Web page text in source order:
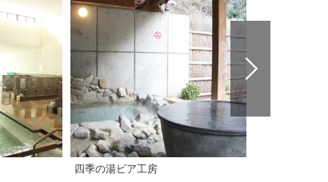
四季の湯ビア工房